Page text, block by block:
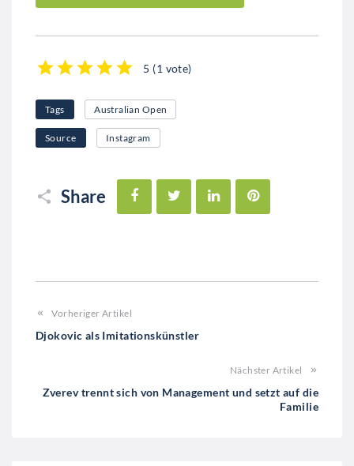
5 (1 vote)
Tags Australian Open
Source Instagram
Share
FacebookTwitter LinkedIn
Vorheriger Artikel
Djokovic als Imitationskünstler
Nächster Artikel
Zverev trennt sich von Management und setzt auf die
Familie